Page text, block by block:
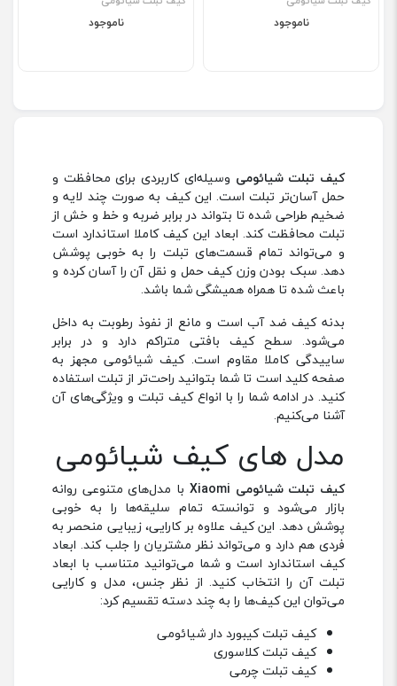
ناموجود ناموجود
کیف تبلت شیائومی وسیله‌ای کاربردی برای محافظت و
حمل آسان‌تر تبلت است. این کیف به صورت چند لایه و
ضخیم طراحی شده تا بتواند در برابر ضربه و خط و خش از
تبلت محافظت کند. ابعاد این کیف کاملا استاندارد است
و می‌تواند تمام قسمت‌های تبلت را به خوبی پوشش
دهد. سبک بودن وزن کیف حمل و نقل آن را آسان کرده و
باعث شده تا همراه همیشگی شما باشد.
بدنه کیف ضد آب است و مانع از نفوذ رطوبت به داخل
می‌شود. سطح کیف بافتی متراکم دارد و در برابر
ساییدگی کاملا مقاوم است. کیف شیائومی مجهز به
صفحه کلید است تا شما بتوانید راحت‌تر از تبلت استفاده
کنید. در ادامه شما را با انواع کیف تبلت و ویژگی‌های آن
آشنا می‌کنیم.
مدل های کیف شیائومی
کیف تبلت شیائومی Xiaomi
با مدل‌های متنوعی روانه
بازار می‌شود و توانسته تمام سلیقه‌ها را به خوبی
پوشش دهد. این کیف علاوه بر کارایی، زیبایی منحصر به
فردی هم دارد و می‌تواند نظر مشتریان را جلب کند. ابعاد
کیف استاندارد است و شما می‌توانید متناسب با ابعاد
تبلت آن را انتخاب کنید. از نظر جنس، مدل و کارایی
می‌‌توان این کیف‌ها را به چند دسته تقسیم کرد:
کیف تبلت کیبورد دار شیائومی
کیف تبلت کلاسوری
کیف تبلت چرمی